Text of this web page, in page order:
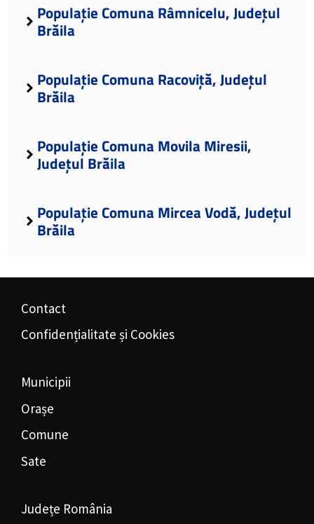
Populație Comuna Râmnicelu, Județul
Brăila
Populație Comuna Racoviță, Județul
Brăila
Populație Comuna Movila Miresii,
Județul Brăila
Populație Comuna Mircea Vodă, Județul
Brăila
Contact
Confidențialitate și Cookies
Municipii
Orașe
Comune
Sate
Județe România